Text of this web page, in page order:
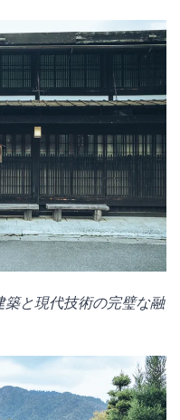
築と現代技術の完璧な融